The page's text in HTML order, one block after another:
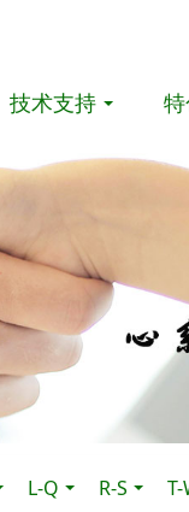
技术支持
L-Q R-S T-